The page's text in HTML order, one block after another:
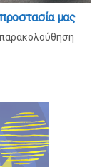
προστασία μας